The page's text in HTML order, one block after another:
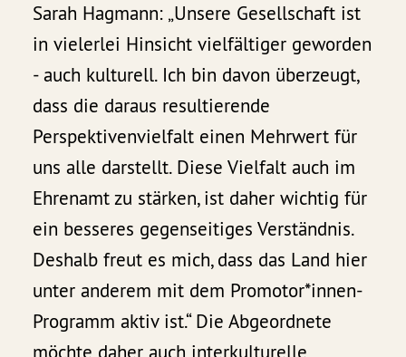
Sarah Hagmann: „Unsere Gesellschaft ist
in vielerlei Hinsicht vielfältiger geworden
- auch kulturell. Ich bin davon überzeugt,
dass die daraus resultierende
Perspektivenvielfalt einen Mehrwert für
uns alle darstellt. Diese Vielfalt auch im
Ehrenamt zu stärken, ist daher wichtig für
ein besseres gegenseitiges Verständnis.
Deshalb freut es mich, dass das Land hier
unter anderem mit dem Promotor*innen-
Programm aktiv ist.“ Die Abgeordnete